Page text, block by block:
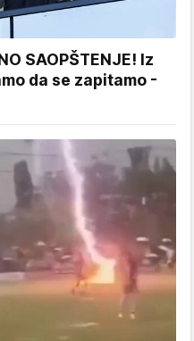
SAOPŠTENJE! Iz
da se zapitamo -